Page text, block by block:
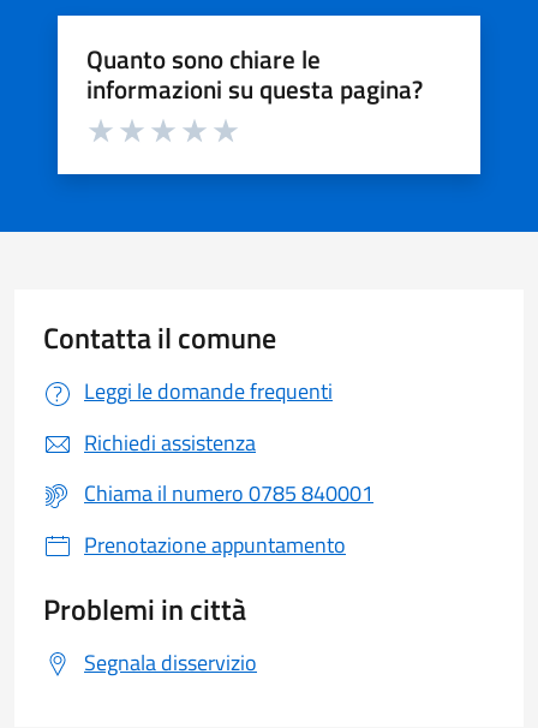
Quanto sono chiare le
informazioni su questa pagina?
Valuta da 1 a 5 stelle la pagina
Contatta il comune
Leggi le domande frequenti
Richiedi assistenza
Chiama il numero 0785 840001
Prenotazione appuntamento
Problemi in città
Segnala disservizio